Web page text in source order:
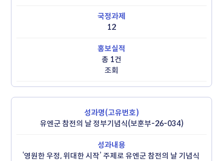
12
총 1건
조회
유엔군 참전의 날 정부기념식(보훈부-26-034)
‘영원한 우정, 위대한 시작’ 주제로 유엔군 참전의 날 기념식